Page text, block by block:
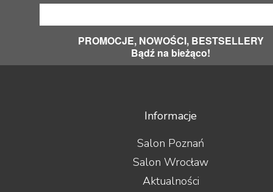
PROMOCJE, NOWOŚCI, BESTSELLERY
Bądź na bieżąco!
Informacje
Salon Poznań
Salon Wrocław
Aktualności